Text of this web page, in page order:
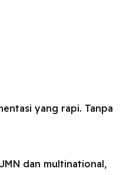
yang rapi. Tanpa
dan multinational,